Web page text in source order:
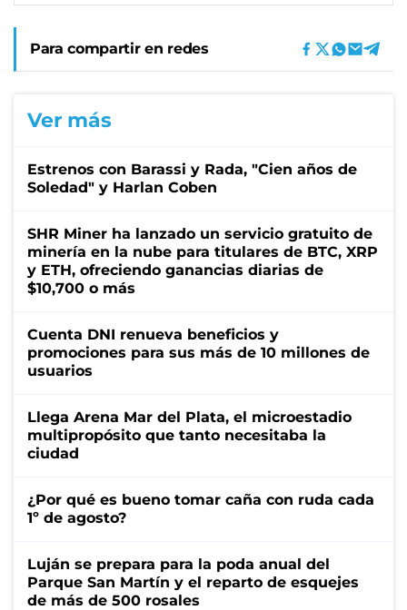
Para compartir en redes
Ver más
Estrenos con Barassi y Rada, "Cien años de
Soledad" y Harlan Coben
SHR Miner ha lanzado un servicio gratuito de
minería en la nube para titulares de BTC, XRP
y ETH, ofreciendo ganancias diarias de
$10,700 o más
Cuenta DNI renueva beneficios y
promociones para sus más de 10 millones de
usuarios
Llega Arena Mar del Plata, el microestadio
multipropósito que tanto necesitaba la
ciudad
¿Por qué es bueno tomar caña con ruda cada
1º de agosto?
Luján se prepara para la poda anual del
Parque San Martín y el reparto de esquejes
de más de 500 rosales